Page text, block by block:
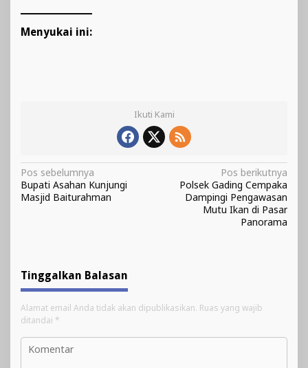
Menyukai ini:
Ikuti Kami
Navigasi
pos
Pos sebelumnya
Bupati Asahan Kunjungi
Masjid Baiturahman
Pos berikutnya
Polsek Gading Cempaka
Dampingi Pengawasan
Mutu Ikan di Pasar
Panorama
Tinggalkan Balasan
Alamat email Anda tidak akan dipublikasikan. Ruas yang wajib
ditandai *